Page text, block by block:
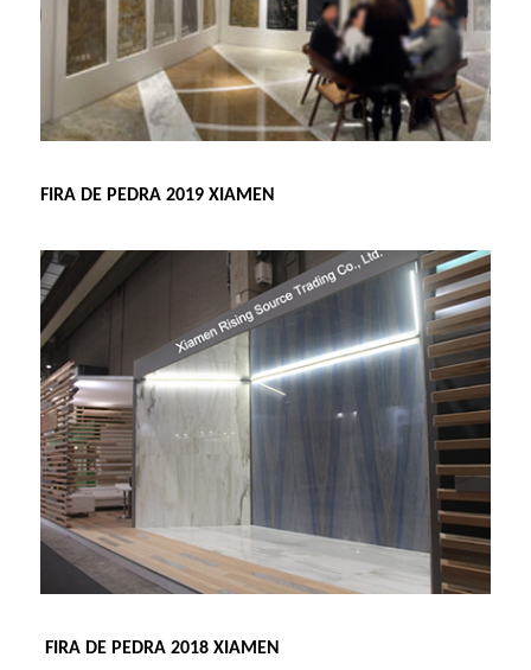
FIRA DE PEDRA 2019 XIAMEN
FIRA DE PEDRA 2018 XIAMEN